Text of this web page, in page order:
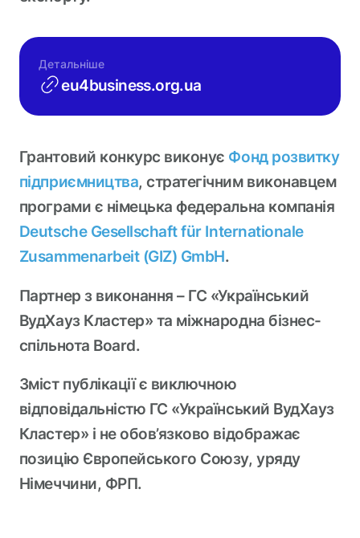
Детальніше
eu4business.org.ua
Грантовий конкурс виконує Фонд розвитку
підприємництва, стратегічним виконавцем
програми є німецька федеральна компанія
Deutsche Gesellschaft für Internationale
Zusammenarbeit (GIZ) GmbH.
Партнер з виконання – ГС «Український
ВудХауз Кластер» та міжнародна бізнес-
спільнота Board.
Зміст публікації є виключною
відповідальністю ГС «Український ВудХауз
Кластер» і не обов’язково відображає
позицію Європейського Союзу, уряду
Німеччини, ФРП.